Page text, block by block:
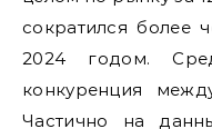
сократился более
2024 годом.
конкуренция
Частично на